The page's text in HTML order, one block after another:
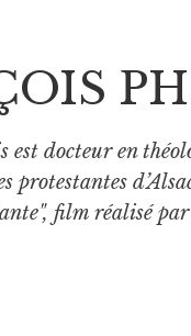
est docteur en
protestantes
film réalisé